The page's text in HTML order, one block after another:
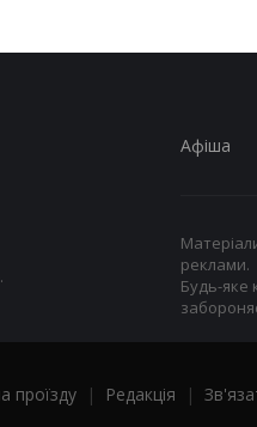
Афіша
реклами.
Будь-яке
проїзду | Редакція |